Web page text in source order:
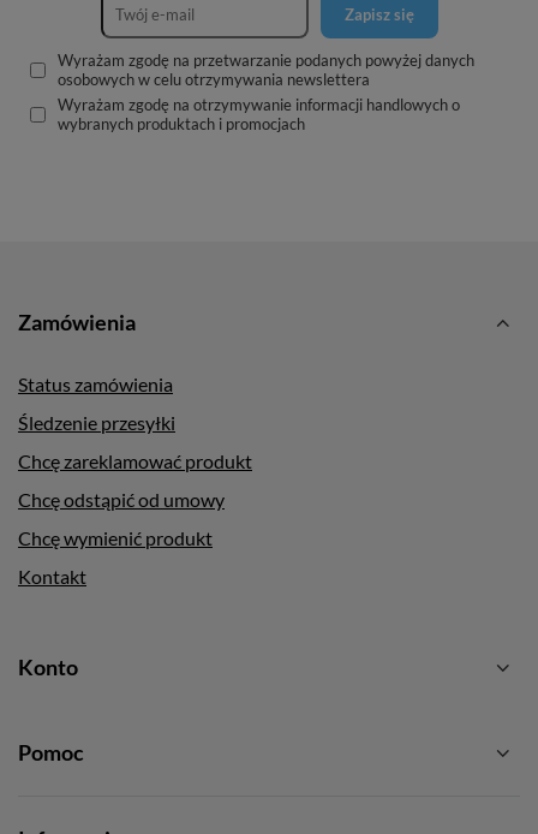
Zapisz się
Wyrażam zgodę na przetwarzanie podanych powyżej danych
osobowych w celu otrzymywania newslettera
Wyrażam zgodę na otrzymywanie informacji handlowych o
wybranych produktach i promocjach
Zamówienia
Status zamówienia
Śledzenie przesyłki
Chcę zareklamować produkt
Chcę odstąpić od umowy
Chcę wymienić produkt
Kontakt
Konto
Pomoc